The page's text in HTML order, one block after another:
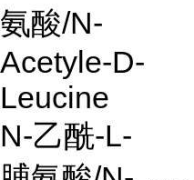
氨酸/N-
Acetyle-D-
Leucine
N-乙酰-L-